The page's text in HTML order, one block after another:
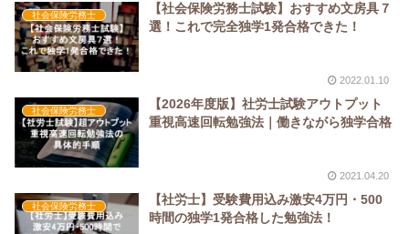
社会保険労務士
【社会保険労務士試験】おすすめ文房具７
選！これで完全独学1発合格できた！
2022.01.10
社会保険労務士
【2026年度版】社労士試験アウトプット
重視高速回転勉強法｜働きながら独学合格
2021.04.20
社会保険労務士
【社労士】受験費用込み激安4万円・500
時間の独学1発合格した勉強法！